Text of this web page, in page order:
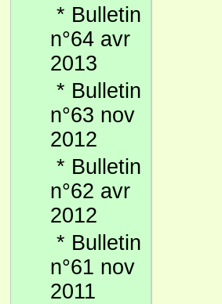
* Bulletin
n°64 avr
2013
* Bulletin
n°63 nov
2012
* Bulletin
n°62 avr
2012
* Bulletin
n°61 nov
2011